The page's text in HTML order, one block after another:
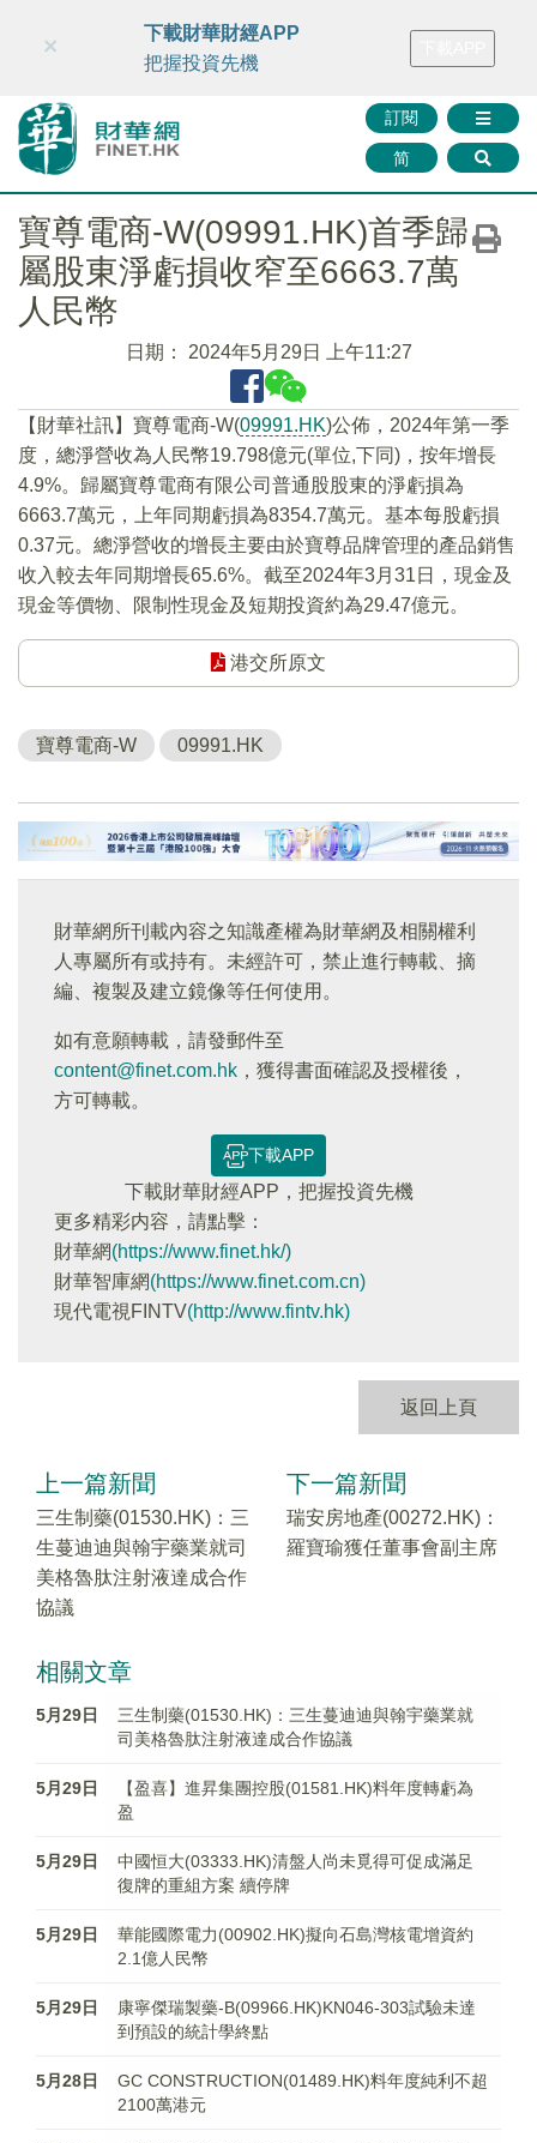
財華智庫網 FINTV FINMETA 財華證券 媒體矩陣
訂閱
简
×
下載財華財經APP
把握投資先機
寶尊電商-W(09991.HK)首季歸
屬股東淨虧損收窄至6663.7萬
人民幣
日期： 2024年5月29日 上午11:27
【財華社訊】寶尊電商-W(09991.HK)公佈，2024年第一季
度，總淨營收為人民幣19.798億元(單位,下同)，按年增長
4.9%。歸屬寶尊電商有限公司普通股股東的淨虧損為
6663.7萬元，上年同期虧損為8354.7萬元。基本每股虧損
0.37元。總淨營收的增長主要由於寶尊品牌管理的產品銷售
收入較去年同期增長65.6%。截至2024年3月31日，現金及
現金等價物、限制性現金及短期投資約為29.47億元。
港交所原文
寶尊電商-W 09991.HK
財華網所刊載內容之知識產權為財華網及相關權利
人專屬所有或持有。未經許可，禁止進行轉載、摘
編、複製及建立鏡像等任何使用。
如有意願轉載，請發郵件至
content@finet.com.hk ，獲得書面確認及授權後，
方可轉載。
下載APP
下載財華財經APP，把握投資先機
更多精彩内容，請點擊：
財華網(https://www.finet.hk/)
財華智庫網(https://www.finet.com.cn)
現代電視FINTV(http://www.fintv.hk)
返回上頁
上一篇新聞
三生制藥(01530.HK)：三
生蔓迪迪與翰宇藥業就司
美格魯肽注射液達成合作
協議
下一篇新聞
瑞安房地產(00272.HK)：
羅寶瑜獲任董事會副主席
相關文章
5月29日
三生制藥(01530.HK)：三生蔓迪迪與翰宇藥業就
司美格魯肽注射液達成合作協議
5月29日
【盈喜】進昇集團控股(01581.HK)料年度轉虧為
盈
5月29日
中國恒大(03333.HK)清盤人尚未覓得可促成滿足
復牌的重組方案 續停牌
5月29日
華能國際電力(00902.HK)擬向石島灣核電增資約
2.1億人民幣
5月29日
康寧傑瑞製藥-B(09966.HK)KN046-303試驗未達
到預設的統計學終點
5月28日
GC CONSTRUCTION(01489.HK)料年度純利不超
2100萬港元